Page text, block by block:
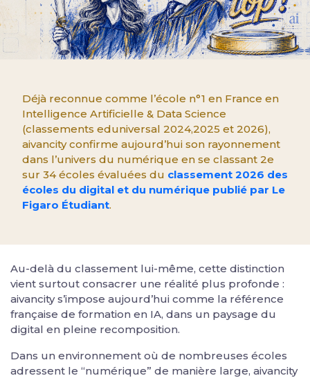
Déjà reconnue comme l’école n°1 en France en
Intelligence Artificielle & Data Science
(classements eduniversal 2024,2025 et 2026),
aivancity confirme aujourd’hui son rayonnement
dans l’univers du numérique en se classant 2e
sur 34 écoles évaluées du classement 2026 des
écoles du digital et du numérique publié par Le
Figaro Étudiant.
Au-delà du classement lui-même, cette distinction
vient surtout consacrer une réalité plus profonde :
aivancity s’impose aujourd’hui comme la référence
française de formation en IA, dans un paysage du
digital en pleine recomposition.
Dans un environnement où de nombreuses écoles
adressent le “numérique” de manière large, aivancity